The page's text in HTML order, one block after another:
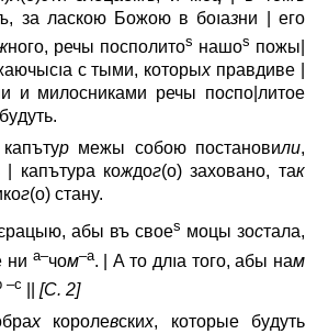
за ласкою Божою в боıaзни | его
ного, речы посполитоs нашоs пожы|
с тыми, которыхправдиве |
и милосниками речы поспо|литое
бyдyть.
р межы собою постановили,
| капътyра кождог(о) заховано, так
г(о) станy.
абы въ своеs моцы зостала,
ни a–чом–a. | А то длıa того, абы нам
–c ||[С. 2]
хкоролевских, которые бyдyть